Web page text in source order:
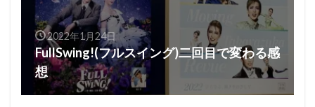
2022年1月24日
FullSwing!(フルスイング)二回目で変わる感
想